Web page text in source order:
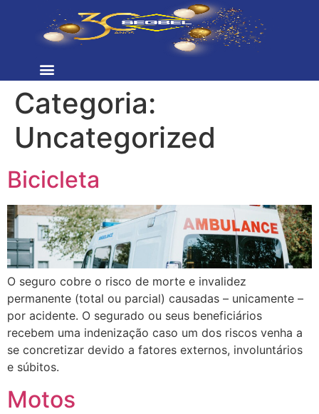
Categoria:
Uncategorized
Bicicleta
O seguro cobre o risco de morte e invalidez
permanente (total ou parcial) causadas – unicamente –
por acidente. O segurado ou seus beneficiários
recebem uma indenização caso um dos riscos venha a
se concretizar devido a fatores externos, involuntários
e súbitos.
Motos